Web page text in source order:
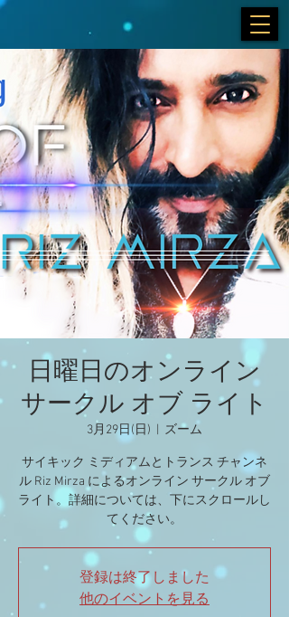
日曜日のオンライン
サークル オブ ライト
3月29日(日) ズーム
サイキック ミディアムとトランス チャンネ
ル Riz Mirza によるオンライン サークル オブ
ライト。詳細については、下にスクロールし
てください。
登録は終了しました
他のイベントを見る